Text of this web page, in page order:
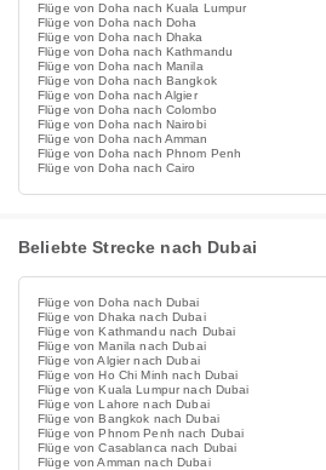
Flüge von Doha nach Kuala Lumpur
Flüge von Doha nach Doha
Flüge von Doha nach Dhaka
Flüge von Doha nach Kathmandu
Flüge von Doha nach Manila
Flüge von Doha nach Bangkok
Flüge von Doha nach Algier
Flüge von Doha nach Colombo
Flüge von Doha nach Nairobi
Flüge von Doha nach Amman
Flüge von Doha nach Phnom Penh
Flüge von Doha nach Cairo
Beliebte Strecke nach Dubai
Flüge von Doha nach Dubai
Flüge von Dhaka nach Dubai
Flüge von Kathmandu nach Dubai
Flüge von Manila nach Dubai
Flüge von Algier nach Dubai
Flüge von Ho Chi Minh nach Dubai
Flüge von Kuala Lumpur nach Dubai
Flüge von Lahore nach Dubai
Flüge von Bangkok nach Dubai
Flüge von Phnom Penh nach Dubai
Flüge von Casablanca nach Dubai
Flüge von Amman nach Dubai